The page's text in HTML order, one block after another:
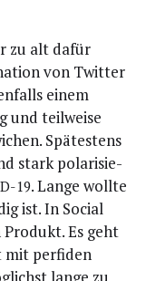
zu alt dafür
von Twit­ter
einem
und teil­wei­se
Spä­tes­tens
stark pola­ri­sie­
19. Lan­ge woll­te
ist. In Social
Es geht
mit per­fi­den
lan­ge zu